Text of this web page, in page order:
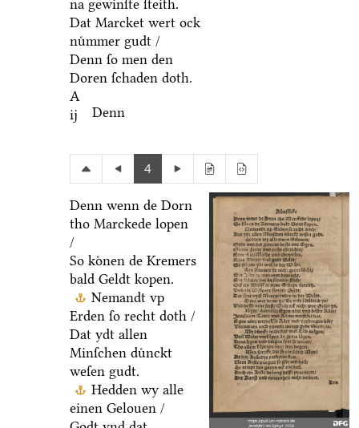
na gewinſte ſteith.
Dat Marcket wert ock
nuͤmmer gudt /
Denn ſo men den
Doren ſchaden doth.
A
ij
Denn
4
Denn wenn de Dorn
tho Marckede lopen
/
So koͤnen de Kremers
bald Geldt kopen.
Nemandt vp
Erden ſo recht doth /
Dat ydt allen
Minſchen duͤnckt
weſen gudt.
Hedden wy alle
einen Gelouen /